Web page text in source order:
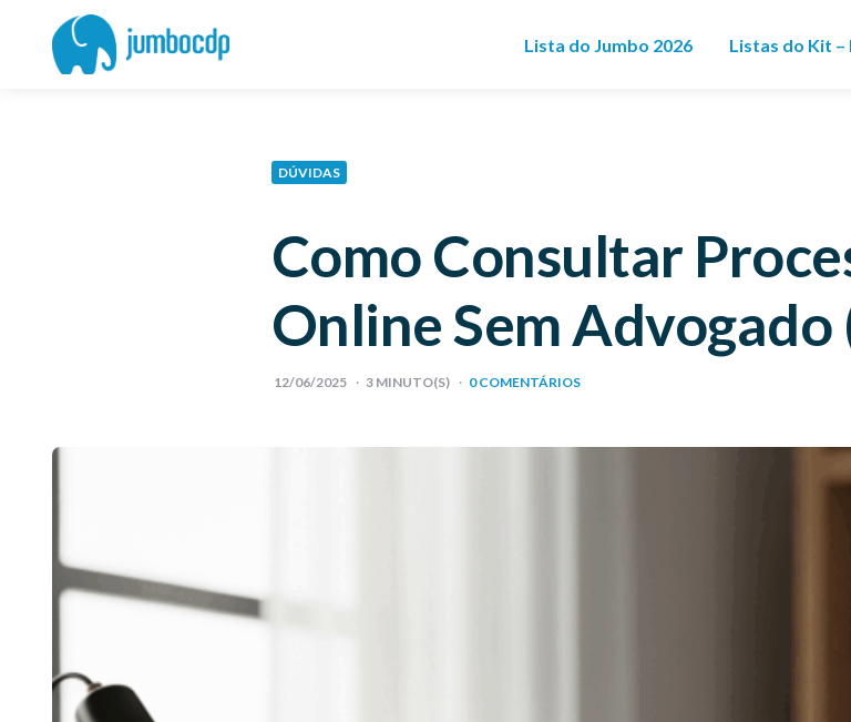
Blog
Jumbo
CDP
Lista do Jumbo 2026 Listas do Kit –
DÚVIDAS
Como Consultar
Online Sem Advogado
12/06/2025 3MINUTO(S) 0 COMENTÁRIOS